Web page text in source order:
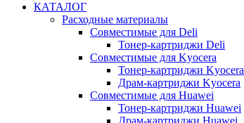
КАТАЛОГ
Расходные материалы
Совместимые для Deli
Тонер-картриджи Deli
Совместимые для Kyocera
Тонер-картриджи Kyocera
Драм-картриджи Kyocera
Совместимые для Huawei
Тонер-картриджи Huawei
Драм-картриджи Huawei